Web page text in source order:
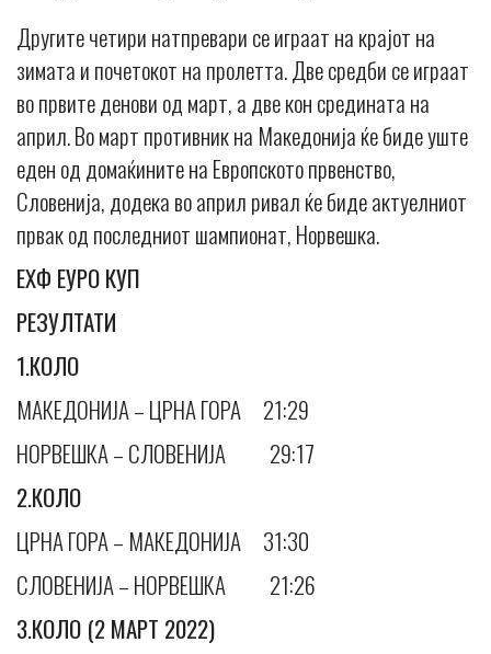
Другите четири натпревари се играат на крајот на
зимата и почетокот на пролетта. Две средби се играат
во првите денови од март, а две кон средината на
април. Во март противник на Македонија ќе биде уште
еден од домаќините на Европското првенство,
Словенија, додека во април ривал ќе биде актуелниот
првак од последниот шампионат, Норвешка.
ЕХФ ЕУРО КУП
РЕЗУЛТАТИ
1.КОЛО
МАКЕДОНИЈА – ЦРНА ГОРА 21:29
НОРВЕШКА – СЛОВЕНИЈА 29:17
2.КОЛО
ЦРНА ГОРА – МАКЕДОНИЈА 31:30
СЛОВЕНИЈА – НОРВЕШКА 21:26
3.КОЛО (2 МАРТ 2022)